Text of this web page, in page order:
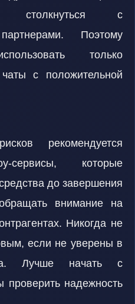
столкнуться с
Поэтому
только
с положительной
рекомендуется
сервисы, которые
до завершения
внимание на
Никогда не
если не уверены в
Лучше начать с
проверить надежность